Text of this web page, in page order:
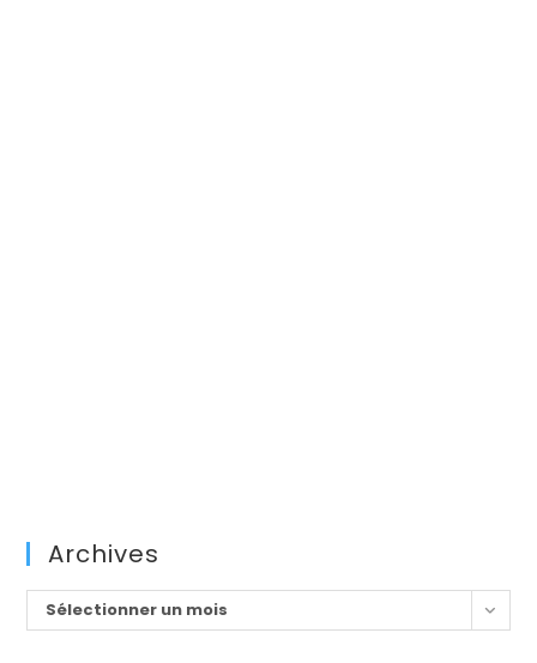
Archives
Archives
Sélectionner un mois